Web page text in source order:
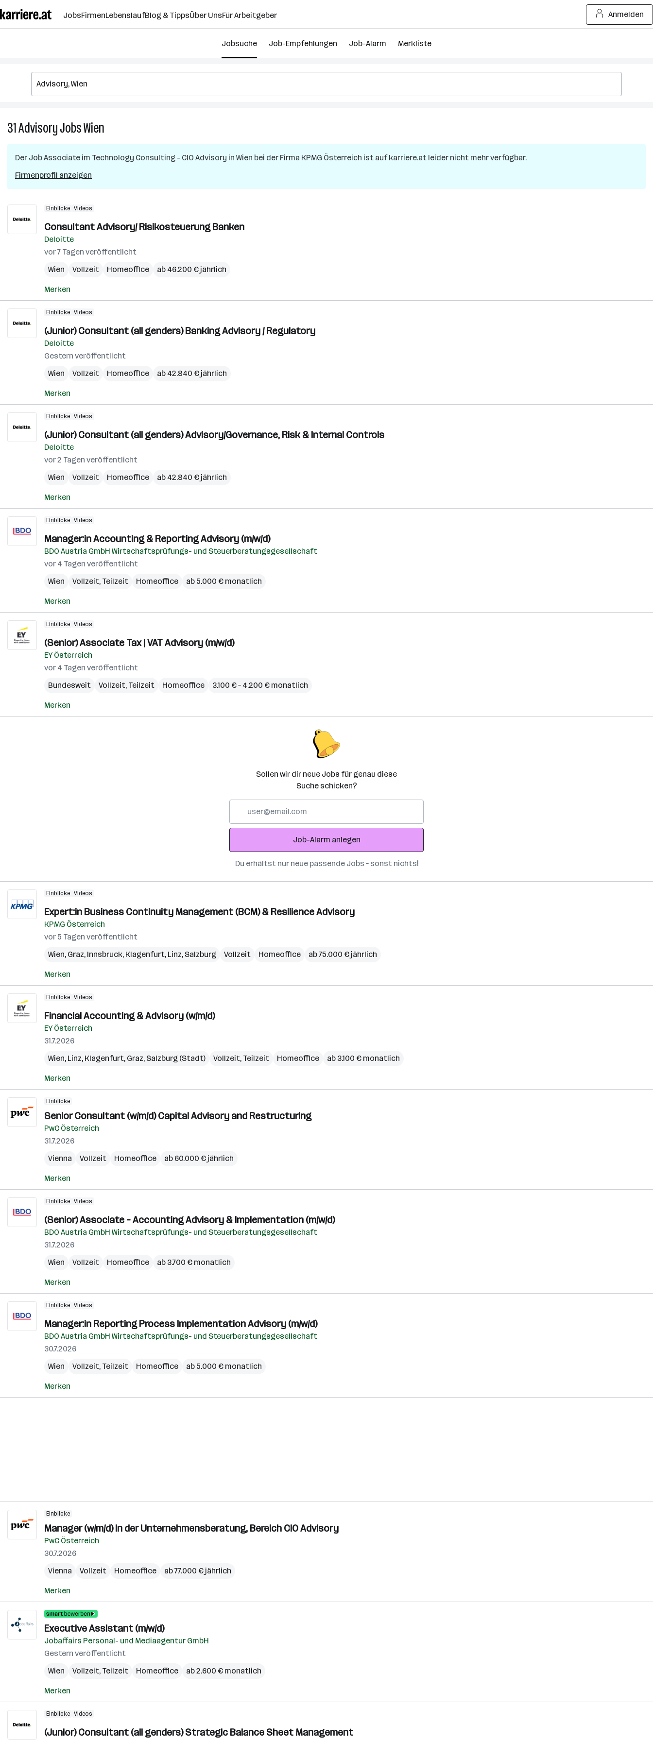
Seiteninhalt
springen
JobsFirmenLebenslaufBlog & TippsÜber UnsFür Arbeitgeber Anmelden
Jobsuche Job-Empfehlungen Job-Alarm Merkliste
31AdvisoryJobsWien
in
Der JobAssociate im Technology Consulting - CIO Advisory in Wien bei der Firma KPMG Österreich ist auf karriere.at leider nicht mehr verfügbar.
Firmenprofil anzeigen
Einblicke Videos
Consultant Advisory/ Risikosteuerung Banken
Deloitte
vor 7 Tagen veröffentlicht
Wien
Vollzeit Homeoffice ab 46.200 € jährlich
Merken
Einblicke Videos
(Junior) Consultant (all genders) Banking Advisory / Regulatory
Deloitte
Gestern veröffentlicht
Wien
Vollzeit Homeoffice ab 42.840 € jährlich
Merken
Einblicke Videos
(Junior) Consultant (all genders) Advisory/Governance, Risk & Internal Controls
Deloitte
vor 2 Tagen veröffentlicht
Wien
Vollzeit Homeoffice ab 42.840 € jährlich
Merken
Einblicke Videos
Manager:in Accounting & Reporting Advisory (m/w/d)
BDO Austria GmbH Wirtschaftsprüfungs- und Steuerberatungsgesellschaft
vor 4 Tagen veröffentlicht
Wien
Vollzeit, Teilzeit Homeoffice ab 5.000 € monatlich
Merken
Einblicke Videos
(Senior) Associate Tax | VAT Advisory (m/w/d)
EY Österreich
vor 4 Tagen veröffentlicht
Bundesweit
Vollzeit, Teilzeit Homeoffice 3.100 € – 4.200 € monatlich
Merken
Sollen wir dir neue Jobs für genau diese
Suche schicken?
Adresse
Job-Alarm anlegen
Du erhältst nur neue passende Jobs – sonst nichts!
Einblicke Videos
Expert:in Business Continuity Management (BCM) & Resilience Advisory
KPMG Österreich
vor 5 Tagen veröffentlicht
Wien, Graz, Innsbruck, Klagenfurt, Linz, Salzburg Vollzeit Homeoffice ab 75.000 € jährlich
Merken
Einblicke Videos
Financial Accounting & Advisory (w/m/d)
EY Österreich
31.7.2026
Wien, Linz, Klagenfurt, Graz, Salzburg (Stadt) Vollzeit, Teilzeit Homeoffice ab 3.100 € monatlich
Merken
Einblicke
Senior Consultant (w/m/d) Capital Advisory and Restructuring
PwC Österreich
31.7.2026
Vienna
Vollzeit Homeoffice ab 60.000 € jährlich
Merken
Einblicke Videos
(Senior) Associate – Accounting Advisory & Implementation (m/w/d)
BDO Austria GmbH Wirtschaftsprüfungs- und Steuerberatungsgesellschaft
31.7.2026
Wien
Vollzeit Homeoffice ab 3.700 € monatlich
Merken
Einblicke Videos
Manager:in Reporting Process Implementation Advisory (m/w/d)
BDO Austria GmbH Wirtschaftsprüfungs- und Steuerberatungsgesellschaft
30.7.2026
Wien
Vollzeit, Teilzeit Homeoffice ab 5.000 € monatlich
Merken
Einblicke
Manager (w/m/d) in der Unternehmensberatung, Bereich CIO Advisory
PwC Österreich
30.7.2026
Vienna
Vollzeit Homeoffice ab 77.000 € jährlich
Merken
Executive Assistant (m/w/d)
Jobaffairs Personal- und Mediaagentur GmbH
Gestern veröffentlicht
Wien
Vollzeit, Teilzeit Homeoffice ab 2.600 € monatlich
Merken
Einblicke Videos
(Junior) Consultant (all genders) Strategic Balance Sheet Management